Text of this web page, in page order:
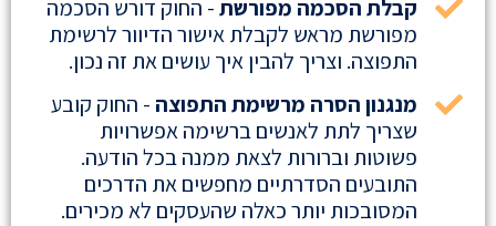
קבלת הסכמה מפורשת- החוק דורש הסכמה
מפורשת מראש לקבלת אישור הדיוור לרשימת
התפוצה. וצריך להבין איך עושים את זה נכון.
מנגנון הסרה מרשימת התפוצה- החוק קובע
שצריך לתת לאנשים ברשימה אפשרויות
פשוטות וברורות לצאת ממנה בכל הודעה.
התובעים הסדרתיים מחפשים את הדרכים
המסובכות יותר כאלה שהעסקים לא מכירים.